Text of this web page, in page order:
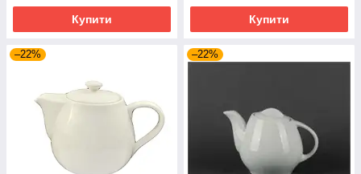
Купити Купити
–22% –22%